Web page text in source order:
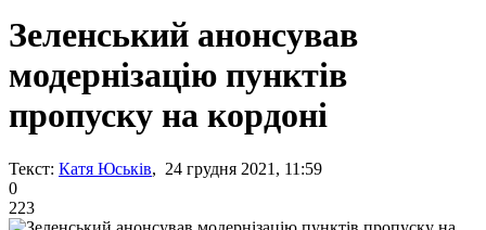
Зеленський анонсував
модернізацію пунктів
пропуску на кордоні
Текст: Катя Юськів, 24 грудня 2021, 11:59
0
223